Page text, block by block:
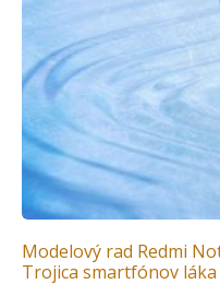
Modelový rad Redmi
Trojica smartfónov